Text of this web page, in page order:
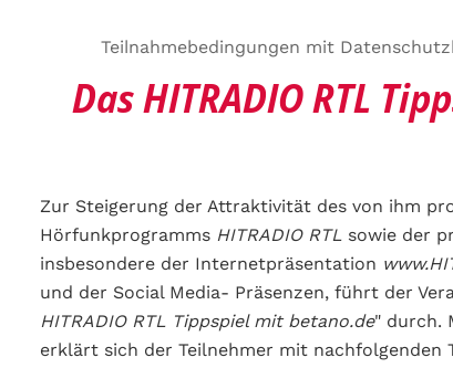
Teilnahmebedingungen mit
Das HITRADIO RTL
Zur Steigerung der Attraktivität des von ihm
Hörfunkprogramms HITRADIO RTLsowie der
insbesondere der Internetpräsentation
und der Social Media- Präsenzen, führt der
HITRADIO RTL Tippspiel mit betano.de" durch.
erklärt sich der Teilnehmer mit nachfolgenden